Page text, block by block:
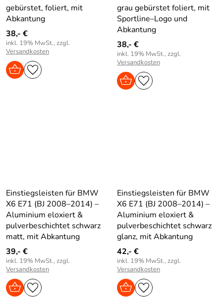
gebürstet, foliert, mit
Abkantung
38,- €
inkl. 19% MwSt., zzgl.
Versandkosten
grau gebürstet foliert, mit
Sportline–Logo und
Abkantung
38,- €
inkl. 19% MwSt., zzgl.
Versandkosten
Einstiegsleisten für BMW
X6 E71 (BJ 2008–2014) –
Aluminium eloxiert &
pulverbeschichtet schwarz
matt, mit Abkantung
39,- €
inkl. 19% MwSt., zzgl.
Versandkosten
Einstiegsleisten für BMW
X6 E71 (BJ 2008–2014) –
Aluminium eloxiert &
pulverbeschichtet schwarz
glanz, mit Abkantung
42,- €
inkl. 19% MwSt., zzgl.
Versandkosten